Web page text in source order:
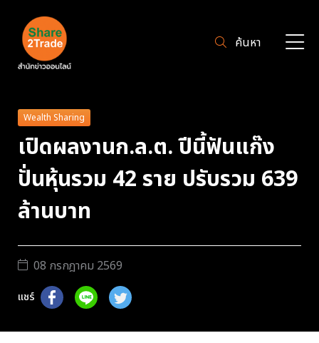
ค้นหา
Wealth Sharing
เปิดผลงานก.ล.ต. ปีนี้ฟันแก๊ง
ปั่นหุ้นรวม 42 ราย ปรับรวม 639
ล้านบาท
08 กรกฎาคม 2569
แชร์